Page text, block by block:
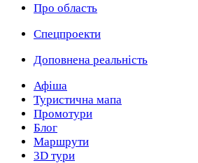
Про область
Спецпроекти
Доповнена реальність
Афіша
Туристична мапа
Промотури
Блог
Маршрути
3D тури